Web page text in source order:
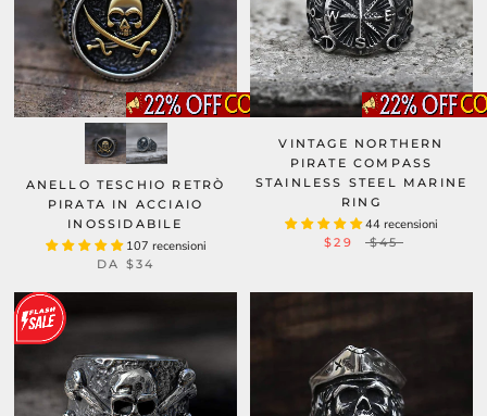
ANELLO TESCHIO RETRÒ
PIRATA IN ACCIAIO
INOSSIDABILE
107 recensioni
DA $34
VINTAGE NORTHERN
PIRATE COMPASS
STAINLESS STEEL MARINE
RING
44 recensioni
$29 $45